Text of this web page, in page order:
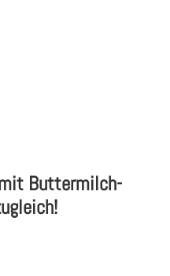
Buttermilch-